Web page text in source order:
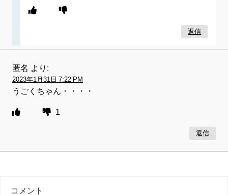
返信
匿名 より:
2023年1月31日 7:22 PM
うごくちゃん・・・・
1
返信
コメント